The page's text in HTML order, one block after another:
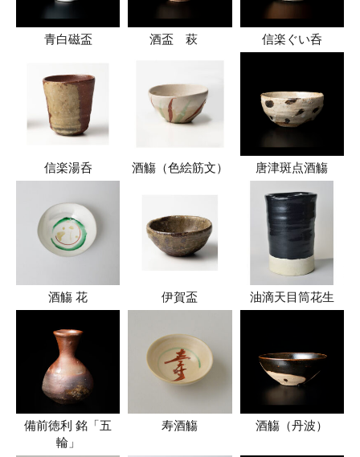
青白磁盃 酒盃 萩 信楽ぐい呑
信楽湯呑 酒觴（色絵筋文） 唐津斑点酒觴
酒觴 花 伊賀盃 油滴天目筒花生
備前徳利 銘「五
輪」
寿酒觴 酒觴（丹波）